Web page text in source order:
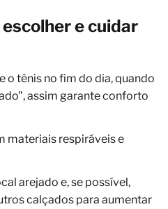
e cuidar
o tênis no fim do dia, quando
assim garante conforto
materiais respiráveis e
arejado e, se possível,
calçados para aumentar